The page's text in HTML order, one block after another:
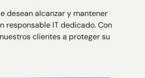
desean alcanzar y mantener
responsable IT dedicado. Con
clientes a proteger su